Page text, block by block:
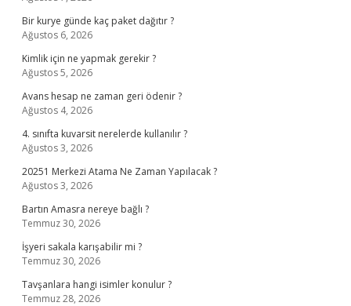
Bir kurye günde kaç paket dağıtır ?
Ağustos 6, 2026
Kimlik için ne yapmak gerekir ?
Ağustos 5, 2026
Avans hesap ne zaman geri ödenir ?
Ağustos 4, 2026
4. sınıfta kuvarsit nerelerde kullanılır ?
Ağustos 3, 2026
20251 Merkezi Atama Ne Zaman Yapılacak ?
Ağustos 3, 2026
Bartın Amasra nereye bağlı ?
Temmuz 30, 2026
İşyeri sakala karışabilir mi ?
Temmuz 30, 2026
Tavşanlara hangi isimler konulur ?
Temmuz 28, 2026